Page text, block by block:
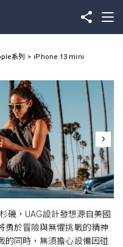
系列 iPhone 13 mini
磯，UAG設計發想源自美國
勇於冒險與無懼挑戰的精神
的同時，無須擔心設備因碰